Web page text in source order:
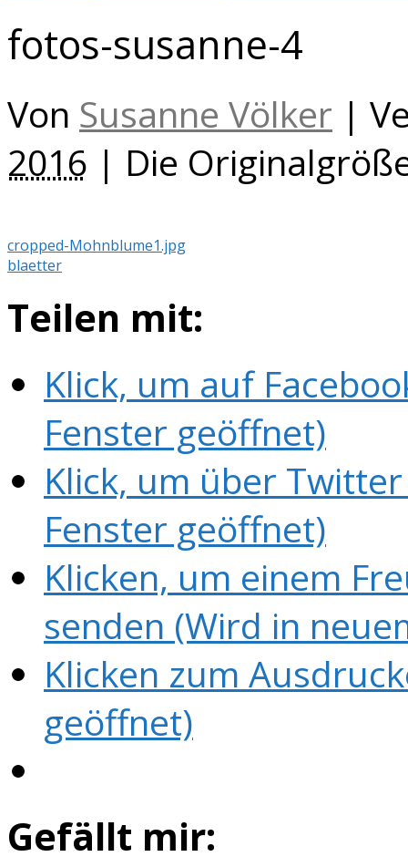
fotos-susanne-4
Von Susanne Völker |
2016 | Die
cropped-Mohnblume1.jpg
blaetter
Teilen mit:
Klick, um auf
Fenster geöffnet)
Klick, um über
Fenster geöffnet)
Klicken, um einem
senden (Wird in
Klicken zum
geöffnet)
Gefällt mir: